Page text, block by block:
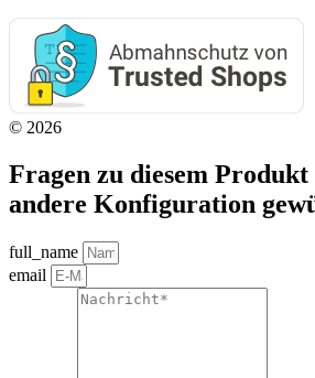
© 2026
Fragen zu diesem Produkt
andere Konfiguration
full_name
email